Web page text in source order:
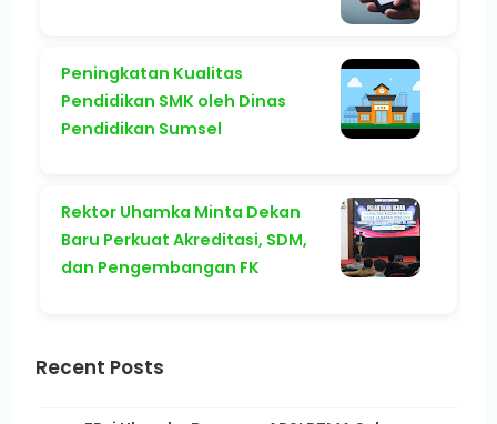
Peningkatan Kualitas
Pendidikan SMK oleh Dinas
Pendidikan Sumsel
Rektor Uhamka Minta Dekan
Baru Perkuat Akreditasi, SDM,
dan Pengembangan FK
Recent Posts